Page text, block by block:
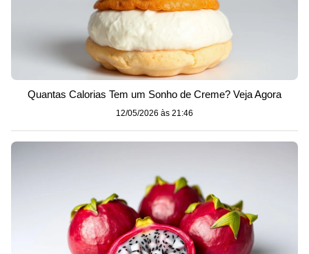
Quantas Calorias Tem um Sonho de Creme? Veja Agora
12/05/2026 às 21:46